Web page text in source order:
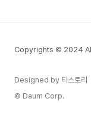
Copyrights © 2024
Designed by 티스토리
© Daum Corp.